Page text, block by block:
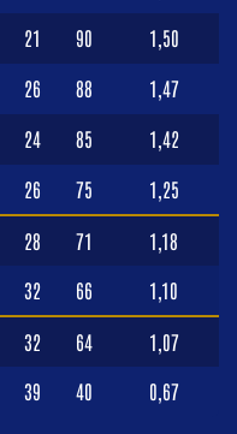
21 90 1,50
26 88 1,47
24 85 1,42
26 75 1,25
28 71 1,18
32 66 1,10
32 64 1,07
39 40 0,67